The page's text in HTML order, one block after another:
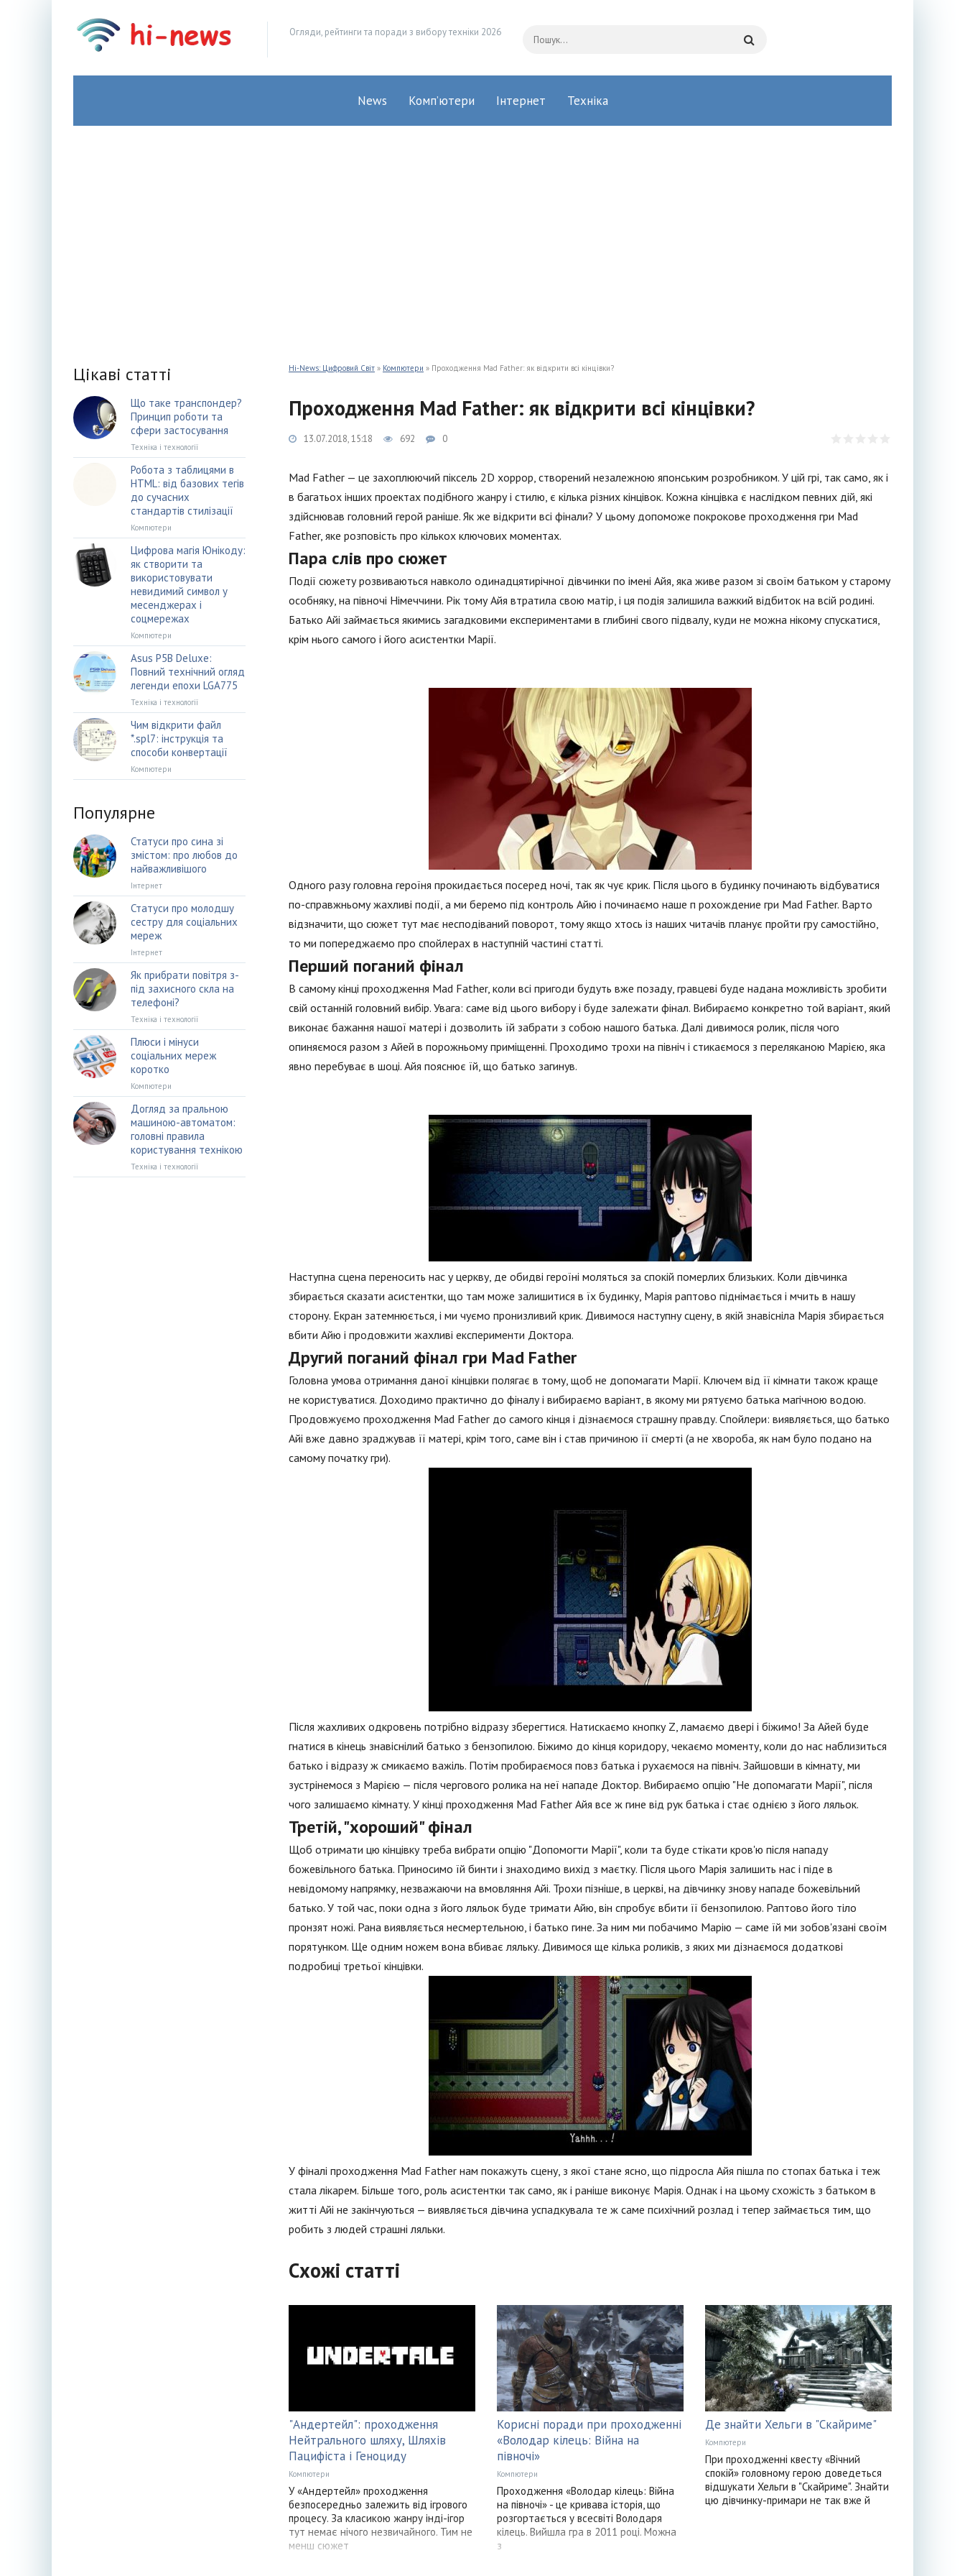
Огляди, рейтинги та поради з вибору техніки 2026
News Комп’ютери Інтернет Техніка
Hi-News: Цифровий Світ » Компютери » Проходження Mad Father: як відкрити всі кінцівки?
Проходження Mad Father: як відкрити всі кінцівки?
13.07.2018, 15:18 692 0
Mad Father — це захоплюючий піксель 2D хоррор, створений незалежною японським розробником. У цій грі, так само, як і
в багатьох інших проектах подібного жанру і стилю, є кілька різних кінцівок. Кожна кінцівка є наслідком певних дій, які
здійснював головний герой раніше. Як же відкрити всі фінали? У цьому допоможе покрокове проходження гри Mad
Father, яке розповість про кількох ключових моментах.
Пара слів про сюжет
Події сюжету розвиваються навколо одинадцятирічної дівчинки по імені Айя, яка живе разом зі своїм батьком у старому
особняку, на півночі Німеччини. Рік тому Айя втратила свою матір, і ця подія залишила важкий відбиток на всій родині.
Батько Айі займається якимись загадковими експериментами в глибині свого підвалу, куди не можна нікому спускатися,
крім нього самого і його асистентки Марії.
Одного разу головна героїня прокидається посеред ночі, так як чує крик. Після цього в будинку починають відбуватися
по-справжньому жахливі події, а ми беремо під контроль Айю і починаємо наше п рохождение гри Mad Father. Варто
відзначити, що сюжет тут має несподіваний поворот, тому якщо хтось із наших читачів планує пройти гру самостійно,
то ми попереджаємо про спойлерах в наступній частині статті.
Перший поганий фінал
В самому кінці проходження Mad Father, коли всі пригоди будуть вже позаду, гравцеві буде надана можливість зробити
свій останній головний вибір. Увага: саме від цього вибору і буде залежати фінал. Вибираємо конкретно той варіант, який
виконає бажання нашої матері і дозволить їй забрати з собою нашого батька. Далі дивимося ролик, після чого
опиняємося разом з Айей в порожньому приміщенні. Проходимо трохи на північ і стикаємося з переляканою Марією, яка
явно перебуває в шоці. Айя пояснює їй, що батько загинув.
Наступна сцена переносить нас у церкву, де обидві героїні моляться за спокій померлих близьких. Коли дівчинка
збирається сказати асистентки, що там може залишитися в їх будинку, Марія раптово піднімається і мчить в нашу
сторону. Екран затемнюється, і ми чуємо пронизливий крик. Дивимося наступну сцену, в якій знавісніла Марія збирається
вбити Айю і продовжити жахливі експерименти Доктора.
Другий поганий фінал гри Mad Father
Головна умова отримання даної кінцівки полягає в тому, щоб не допомагати Марії. Ключем від її кімнати також краще
не користуватися. Доходимо практично до фіналу і вибираємо варіант, в якому ми рятуємо батька магічною водою.
Продовжуємо проходження Mad Father до самого кінця і дізнаємося страшну правду. Спойлери: виявляється, що батько
Айі вже давно зраджував її матері, крім того, саме він і став причиною її смерті (а не хвороба, як нам було подано на
самому початку гри).
Після жахливих одкровень потрібно відразу зберегтися. Натискаємо кнопку Z, ламаємо двері і біжимо! За Айей буде
гнатися в кінець знавіснілий батько з бензопилою. Біжимо до кінця коридору, чекаємо моменту, коли до нас наблизиться
батько і відразу ж смикаємо важіль. Потім пробираємося повз батька і рухаємося на північ. Зайшовши в кімнату, ми
зустрінемося з Марією — після чергового ролика на неї нападе Доктор. Вибираємо опцію "Не допомагати Марії", після
чого залишаємо кімнату. У кінці проходження Mad Father Айя все ж гине від рук батька і стає однією з його ляльок.
Третій, "хороший" фінал
Щоб отримати цю кінцівку треба вибрати опцію "Допомогти Марії", коли та буде стікати кров'ю після нападу
божевільного батька. Приносимо їй бинти і знаходимо вихід з маєтку. Після цього Марія залишить нас і піде в
невідомому напрямку, незважаючи на вмовляння Айі. Трохи пізніше, в церкві, на дівчинку знову нападе божевільний
батько. У той час, поки одна з його ляльок буде тримати Айю, він спробує вбити її бензопилою. Раптово його тіло
пронзят ножі. Рана виявляється несмертельною, і батько гине. За ним ми побачимо Марію — саме їй ми зобов'язані своїм
порятунком. Ще одним ножем вона вбиває ляльку. Дивимося ще кілька роликів, з яких ми дізнаємося додаткові
подробиці третьої кінцівки.
У фіналі проходження Mad Father нам покажуть сцену, з якої стане ясно, що підросла Айя пішла по стопах батька і теж
стала лікарем. Більше того, роль асистентки так само, як і раніше виконує Марія. Однак і на цьому схожість з батьком в
житті Айі не закінчуються — виявляється дівчина успадкувала те ж саме психічний розлад і тепер займається тим, що
робить з людей страшні ляльки.
Схожі статті
"Андертейл": проходження
Нейтрального шляху, Шляхів
Пацифіста і Геноциду
Компютери
У «Андертейл» проходження
безпосередньо залежить від ігрового
процесу. За класикою жанру інді-ігор
тут немає нічого незвичайного. Тим не
менш сюжет
Корисні поради при проходженні
«Володар кілець: Війна на
півночі»
Компютери
Проходження «Володар кілець: Війна
на півночі» - це кривава історія, що
розгортається у всесвіті Володаря
кілець. Вийшла гра в 2011 році. Можна
з
Де знайти Хельги в "Скайриме"
Компютери
При проходженні квесту «Вічний
спокій» головному герою доведеться
відшукати Хельги в "Скайриме". Знайти
цю дівчинку-примари не так вже й
Цікаві статті
Що таке транспондер?
Принцип роботи та
сфери застосування
Техніка і технології
Робота з таблицями в
HTML: від базових тегів
до сучасних
стандартів стилізації
Компютери
Цифрова магія Юнікоду:
як створити та
використовувати
невидимий символ у
месенджерах і
соцмережах
Компютери
Asus P5B Deluxe:
Повний технічний огляд
легенди епохи LGA775
Техніка і технології
Чим відкрити файл
*.spl7: інструкція та
способи конвертації
Компютери
Популярне
Статуси про сина зі
змістом: про любов до
найважливішого
Інтернет
Статуси про молодшу
сестру для соціальних
мереж
Інтернет
Як прибрати повітря з-
під захисного скла на
телефоні?
Техніка і технології
Плюси і мінуси
соціальних мереж
коротко
Компютери
Догляд за пральною
машиною-автоматом:
головні правила
користування технікою
Техніка і технології